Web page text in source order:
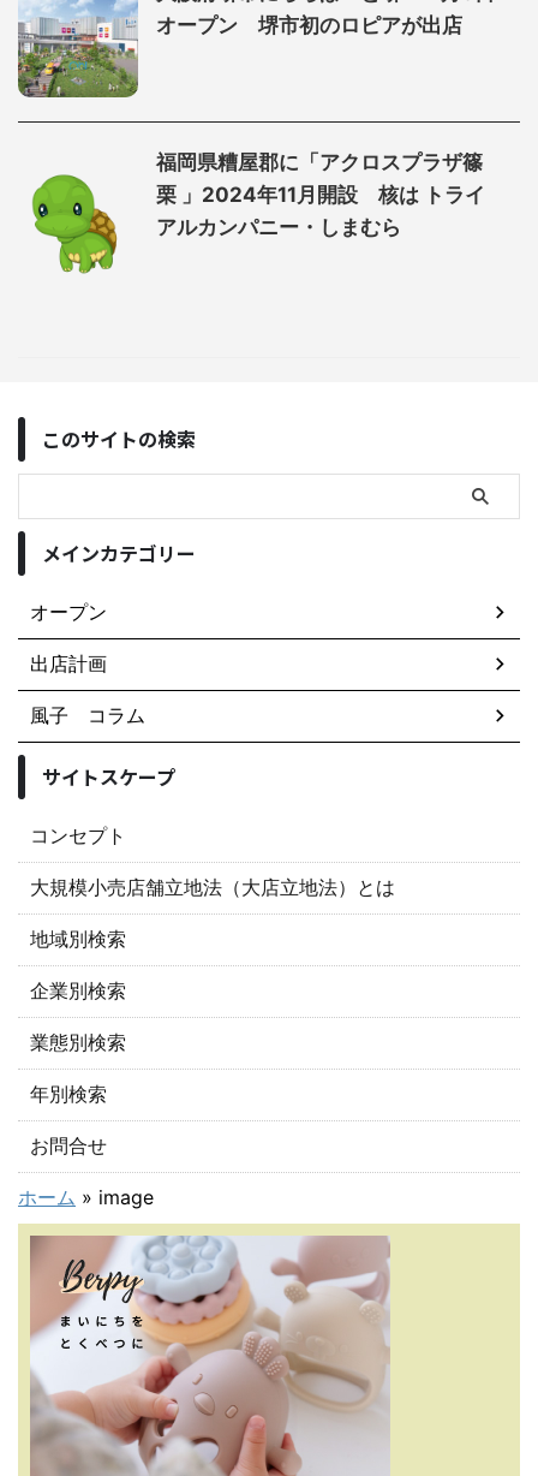
オープン 堺市初のロピアが出店
福岡県糟屋郡に「アクロスプラザ篠
栗 」2024年11月開設 核は トライ
アルカンパニー・しまむら
このサイトの検索
メインカテゴリー
オープン
出店計画
風子 コラム
サイトスケープ
コンセプト
大規模小売店舗立地法（大店立地法）とは
地域別検索
企業別検索
業態別検索
年別検索
お問合せ
ホーム » image